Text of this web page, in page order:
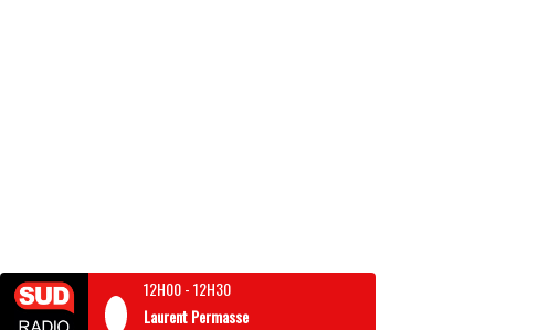
12H00-12H30
Laurent Permasse